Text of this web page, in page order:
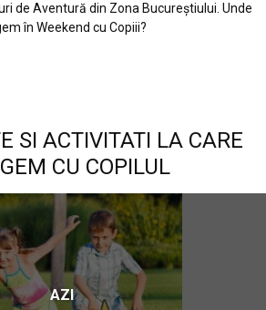
de Aventură din Zona Bucureştiului. Unde
în Weekend cu Copiii?
SI ACTIVITATI LA CARE
CU COPILUL
AZI